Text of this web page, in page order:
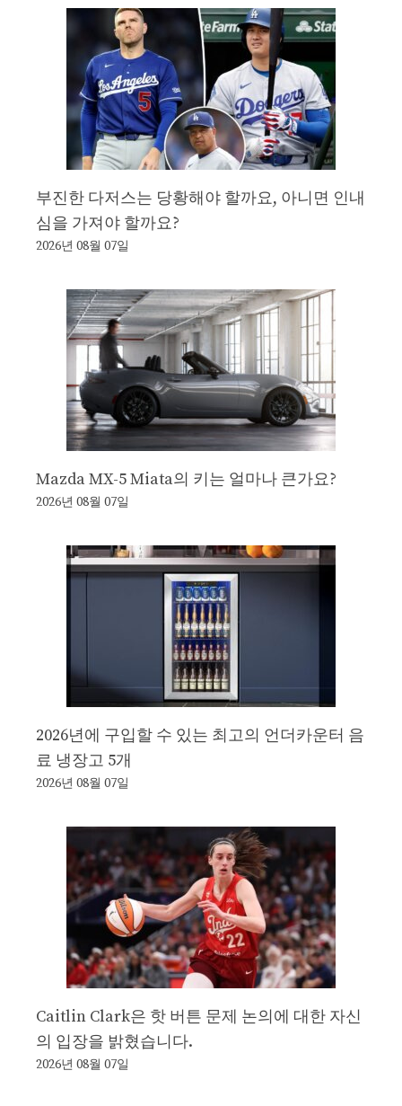
부진한 다저스는 당황해야 할까요, 아니면 인내
심을 가져야 할까요?
2026년 08월 07일
Mazda MX-5 Miata의 키는 얼마나 큰가요?
2026년 08월 07일
2026년에 구입할 수 있는 최고의 언더카운터 음
료 냉장고 5개
2026년 08월 07일
Caitlin Clark은 핫 버튼 문제 논의에 대한 자신
의 입장을 밝혔습니다.
2026년 08월 07일